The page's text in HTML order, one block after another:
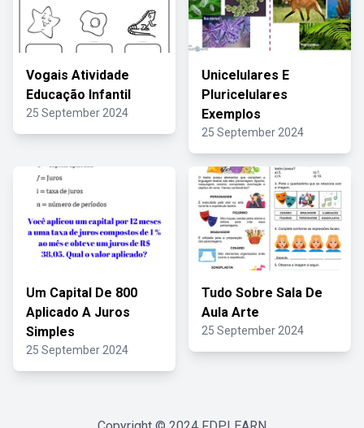
Vogais Atividade
Educação Infantil
25 September 2024
Unicelulares E
Pluricelulares
Exemplos
25 September 2024
Um Capital De 800
Aplicado A Juros
Simples
25 September 2024
Tudo Sobre Sala De
Aula Arte
25 September 2024